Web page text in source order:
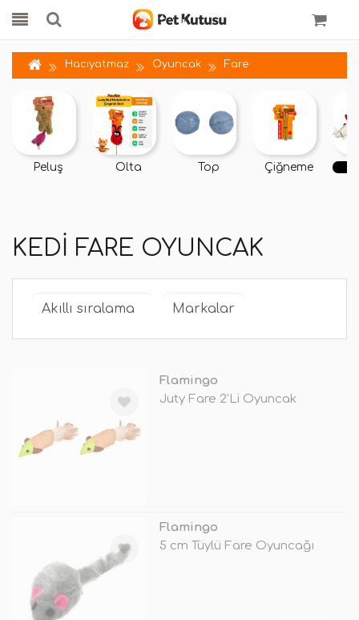
Hacıyatmaz Oyuncak Fare
Peluş Olta Top Çiğneme
KEDI FARE OYUNCAK
Flamingo
Juty Fare 2'Li Oyuncak
Flamingo
5 cm Tüylü Fare Oyuncağı